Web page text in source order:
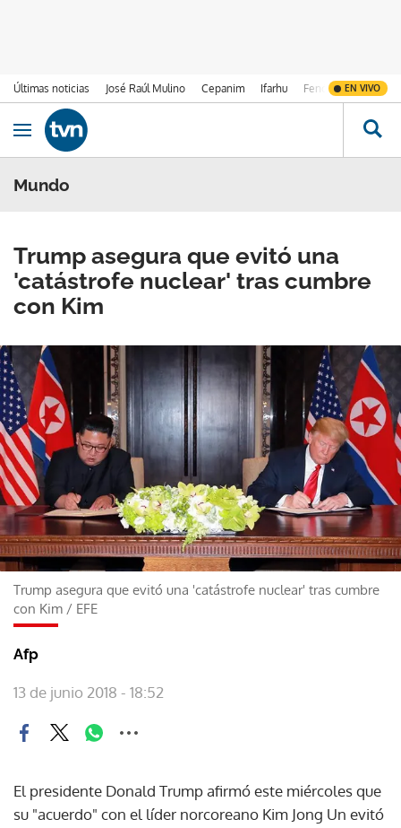
Últimas noticias José Raúl Mulino Cepanim Ifarhu Fenómeno de El
EN VIVO
Ir al contenido
Obrir navegació
Mundo
Trump asegura que evitó una
'catástrofe nuclear' tras cumbre
con Kim
Trump asegura que evitó una 'catástrofe nuclear' tras cumbre
con Kim / EFE
Afp
13 de junio 2018 - 18:52
El presidente Donald Trump afirmó este miércoles que
su "acuerdo" con el líder norcoreano Kim Jong Un evitó